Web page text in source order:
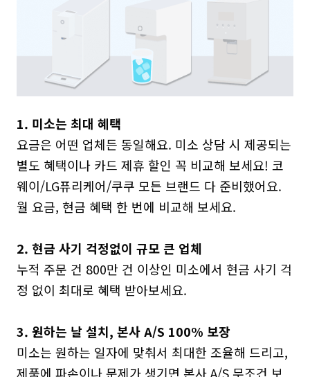
1. 미소는 최대 혜택
요금은 어떤 업체든 동일해요. 미소 상담 시 제공되는
별도 혜택이나 카드 제휴 할인 꼭 비교해 보세요! 코
웨이/LG퓨리케어/쿠쿠 모든 브랜드 다 준비했어요.
월 요금, 현금 혜택 한 번에 비교해 보세요.
2. 현금 사기 걱정없이 규모 큰 업체
누적 주문 건 800만 건 이상인 미소에서 현금 사기 걱
정 없이 최대로 혜택 받아보세요.
3. 원하는 날 설치, 본사 A/S 100% 보장
미소는 원하는 일자에 맞춰서 최대한 조율해 드리고,
제품에 파손이나 문제가 생기면 본사 A/S 무조건 보